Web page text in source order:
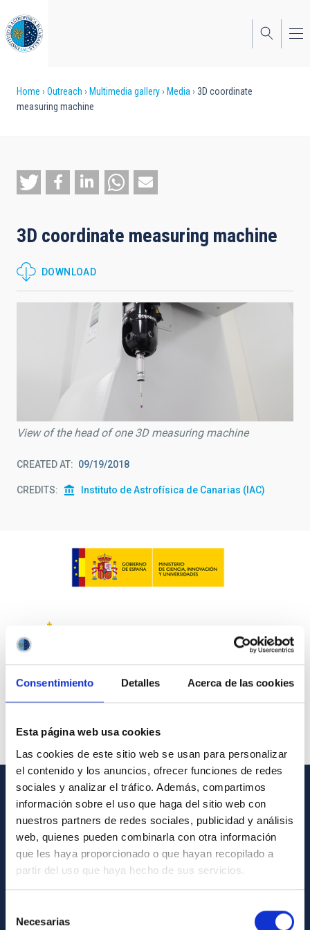
Consentimiento Detalles Acerca de las cookies
Esta página web usa cookies
Las cookies de este sitio web se usan para personalizar
el contenido y los anuncios, ofrecer funciones de redes
sociales y analizar el tráfico. Además, compartimos
información sobre el uso que haga del sitio web con
nuestros partners de redes sociales, publicidad y análisis
web, quienes pueden combinarla con otra información
que les haya proporcionado o que hayan recopilado a
partir del uso que haya hecho de sus servicios.
Necesarias
to
main
content
Breadcrumb
Home Outreach Multimedia gallery Media
3D coordinate
measuring machine
3D coordinate measuring machine
DOWNLOAD
View of the head of one 3D measuring machine
CREATED AT 09/19/2018
CREDITS Instituto de Astrofísica de Canarias (IAC)
GENERAL INFORMATION
Contact
How to get to the IAC